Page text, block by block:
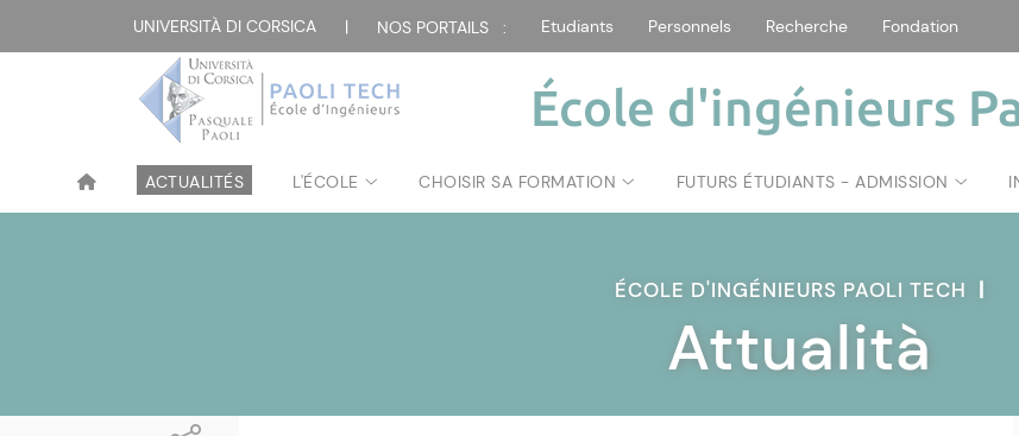
UNIVERSITÀ DI CORSICA | NOS PORTAILS : Etudiants Personnels Recherche Fondation
École d'ingénieurs
ACTUALITÉS L'ÉCOLE CHOISIR SA FORMATION FUTURS ÉTUDIANTS - ADMISSION
ÉCOLE D'INGÉNIEURS PAOLI TECH |
Attualità